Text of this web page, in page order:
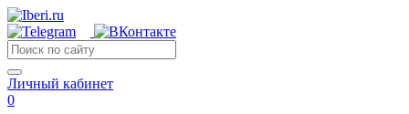
Личный кабинет
0